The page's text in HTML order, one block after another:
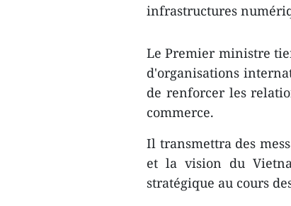
infrastructures
Le Premier ministre
d'organisations
de renforcer les
commerce.
Il transmettra des
et la vision du
stratégique au cours